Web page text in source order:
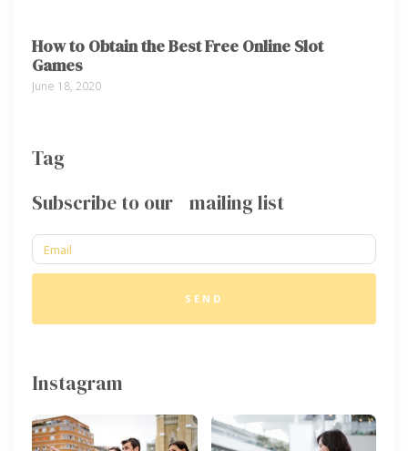
How to Obtain the Best Free Online Slot
Games
June 18, 2020
Tag
Subscribe to our mailing list
SEND
Instagram